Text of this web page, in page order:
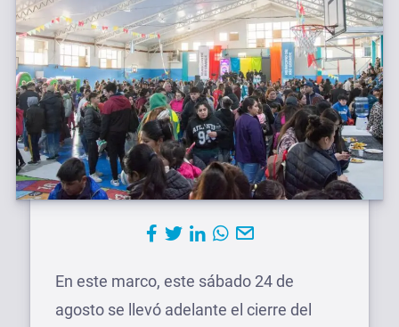
En este marco, este sábado 24 de
agosto se llevó adelante el cierre del